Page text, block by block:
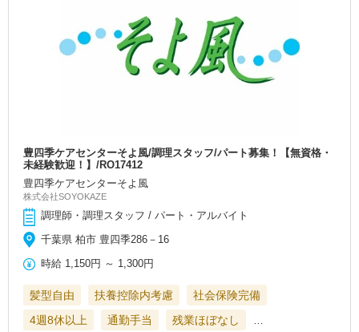
豊四季ケアセンターそよ風/調理スタッフ/パート募集！【無資格・
未経験歓迎！】/RO17412
豊四季ケアセンターそよ風
株式会社SOYOKAZE
調理師・調理スタッフ / パート・アルバイト
千葉県 柏市 豊四季286－16
時給 1,150円 ～ 1,300円
髪型自由 扶養控除内考慮
社会保険完備
4週8休以上
通勤手当 残業ほぼなし